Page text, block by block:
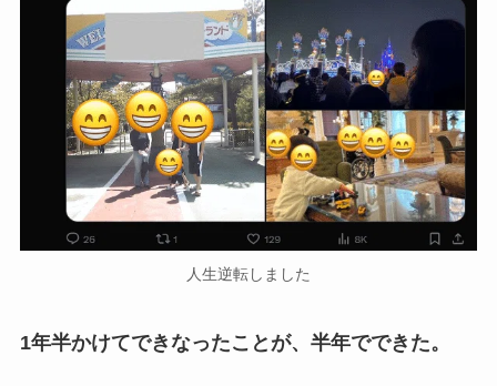
人生逆転しました
1年半かけてできなったことが、半年でできた。